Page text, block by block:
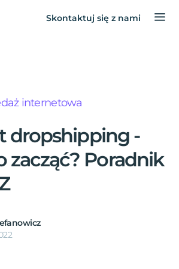
Skontaktuj się z nami
internetowa
dropshipping -
zacząć? Poradnik